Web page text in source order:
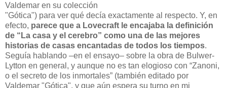
Valdemar en su colección
"Gótica") para ver qué decía exactamente al respecto. Y, en
efecto, parece que a Lovecraft le encajaba la definición
de “La casa y el cerebro” como una de las mejores
historias de casas encantadas de todos los tiempos.
Seguía hablando –en el ensayo– sobre la obra de Bulwer-
Lytton en general, y aunque no es tan elogioso con “Zanoni,
o el secreto de los inmortales” (también editado por
Valdemar "Gótica", y que aún espera su turno en mi